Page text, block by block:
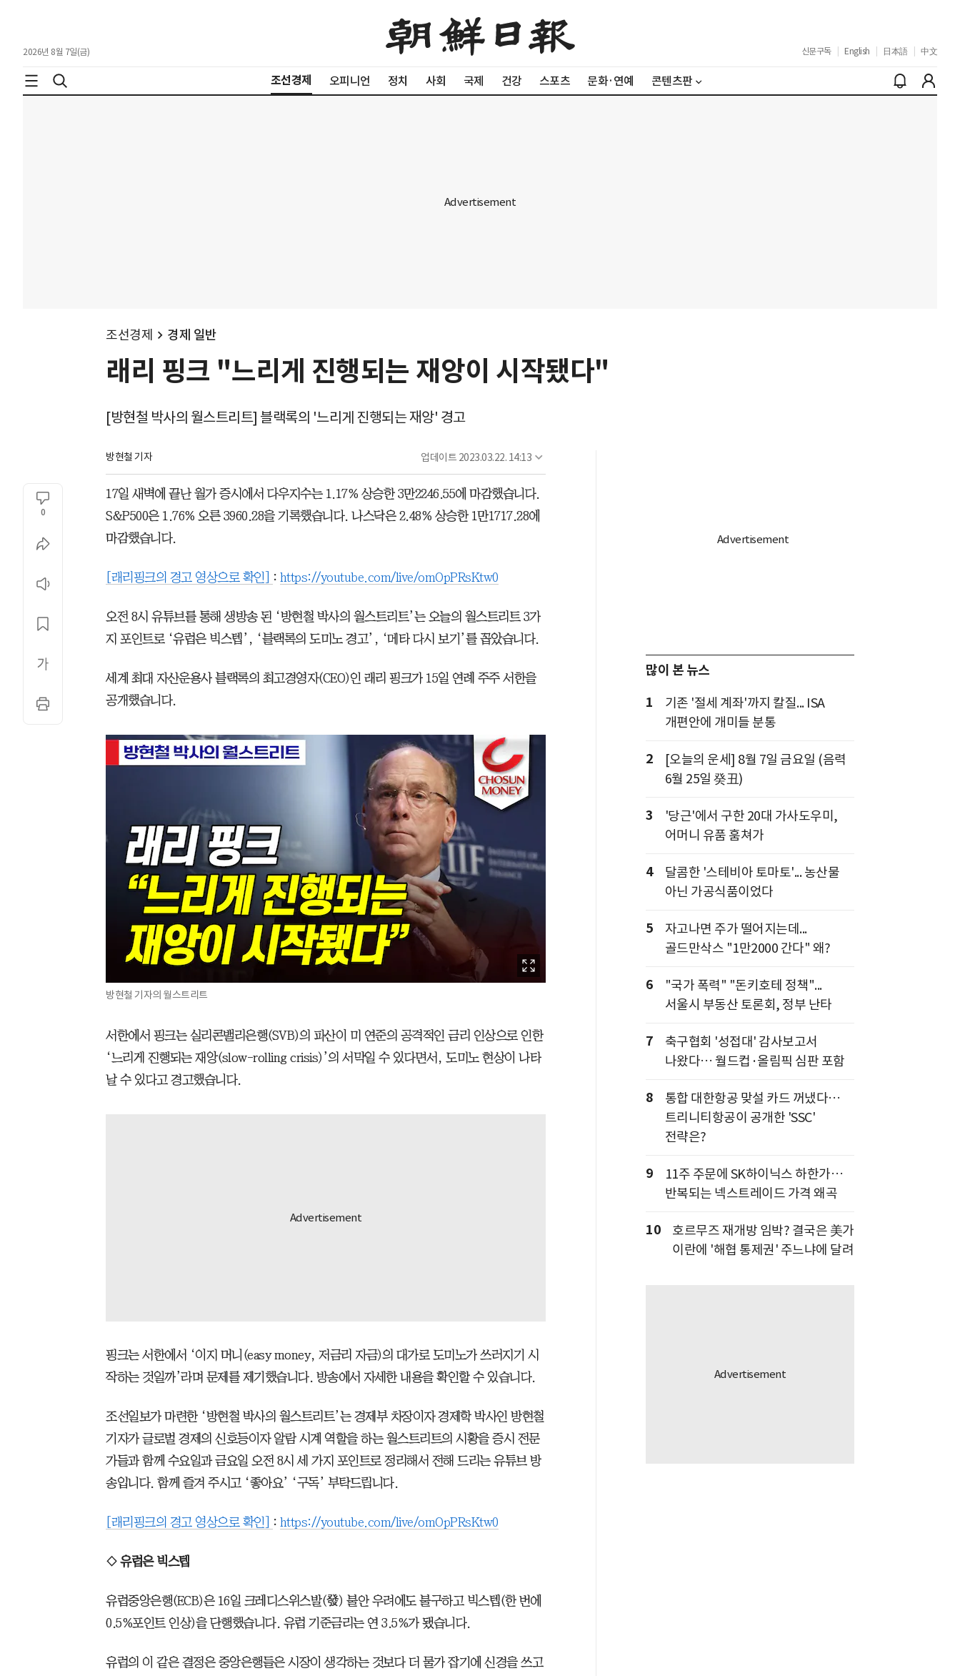
2026년 8월 7일(금) 신문구독 English 日本語 中文
조선경제 오피니언 정치 사회 국제 건강 스포츠 문화·연예 콘텐츠판
조선경제 경제 일반
래리 핑크 "느리게 진행되는 재앙이 시작됐다"
[방현철 박사의 월스트리트] 블랙록의 '느리게 진행되는 재앙' 경고
방현철 기자 업데이트 2023.03.22. 14:13
0
17일 새벽에 끝난 월가 증시에서 다우지수는 1.17% 상승한 3만2246.55에 마감했습니다.
S&P500은 1.76% 오른 3960.28을 기록했습니다. 나스닥은 2.48% 상승한 1만1717.28에
마감했습니다.
[래리핑크의 경고 영상으로 확인] : https://youtube.com/live/omOpPRsKtw0
오전 8시 유튜브를 통해 생방송 된 ‘방현철 박사의 월스트리트’는 오늘의 월스트리트 3가
지 포인트로 ‘유럽은 빅스텝’, ‘블랙록의 도미노 경고’, ‘메타 다시 보기’를 꼽았습니다.
세계 최대 자산운용사 블랙록의 최고경영자(CEO)인 래리 핑크가 15일 연례 주주 서한을
공개했습니다.
방현철 기자의 월스트리트
서한에서 핑크는 실리콘밸리은행(SVB)의 파산이 미 연준의 공격적인 금리 인상으로 인한
‘느리게 진행되는 재앙(slow-rolling crisis)’의 서막일 수 있다면서, 도미노 현상이 나타
날 수 있다고 경고했습니다.
핑크는 서한에서 ‘이지 머니(easy money, 저금리 자금)의 대가로 도미노가 쓰러지기 시
작하는 것일까’라며 문제를 제기했습니다. 방송에서 자세한 내용을 확인할 수 있습니다.
조선일보가 마련한 ‘방현철 박사의 월스트리트’는 경제부 차장이자 경제학 박사인 방현철
기자가 글로벌 경제의 신호등이자 알람 시계 역할을 하는 월스트리트의 시황을 증시 전문
가들과 함께 수요일과 금요일 오전 8시 세 가지 포인트로 정리해서 전해 드리는 유튜브 방
송입니다. 함께 즐겨 주시고 ‘좋아요’ ‘구독’ 부탁드립니다.
[래리핑크의 경고 영상으로 확인] : https://youtube.com/live/omOpPRsKtw0
◇ 유럽은 빅스텝
유럽중앙은행(ECB)은 16일 크레디스위스발(發) 불안 우려에도 불구하고 빅스텝(한 번에
0.5%포인트 인상)을 단행했습니다. 유럽 기준금리는 연 3.5%가 됐습니다.
유럽의 이 같은 결정은 중앙은행들은 시장이 생각하는 것보다 더 물가 잡기에 신경을 쓰고
많이 본 뉴스
1
기존 '절세 계좌'까지 칼질... ISA
개편안에 개미들 분통
2
[오늘의 운세] 8월 7일 금요일 (음력
6월 25일 癸丑)
3
'당근'에서 구한 20대 가사도우미,
어머니 유품 훔쳐가
4
달콤한 '스테비아 토마토'... 농산물
아닌 가공식품이었다
5
자고나면 주가 떨어지는데...
골드만삭스 "1만2000 간다" 왜?
6
"국가 폭력" "돈키호테 정책"...
서울시 부동산 토론회, 정부 난타
7
축구협회 '성접대' 감사보고서
나왔다… 월드컵·올림픽 심판 포함
8
통합 대한항공 맞설 카드 꺼냈다…
트리니티항공이 공개한 'SSC'
전략은?
9
11주 주문에 SK하이닉스 하한가…
반복되는 넥스트레이드 가격 왜곡
10
호르무즈 재개방 임박? 결국은 美가
이란에 '해협 통제권' 주느냐에 달려